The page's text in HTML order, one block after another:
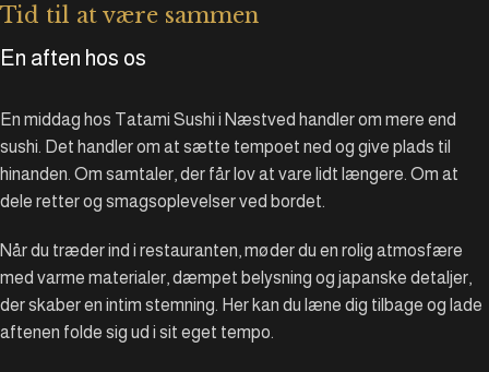
Tid til at være sammen
En aften hos os
En middag hos Tatami Sushi i Næstved handler om mere end
sushi. Det handler om at sætte tempoet ned og give plads til
hinanden. Om samtaler, der får lov at vare lidt længere. Om at
dele retter og smagsoplevelser ved bordet.
Når du træder ind i restauranten, møder du en rolig atmosfære
med varme materialer, dæmpet belysning og japanske detaljer,
der skaber en intim stemning. Her kan du læne dig tilbage og lade
aftenen folde sig ud i sit eget tempo.